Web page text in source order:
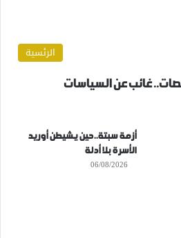
الرئسية
غائب عن السياسات
أزمة سبتة..حين يشيطن أوريد
الأسرة بلا أدلة
06/08/2026